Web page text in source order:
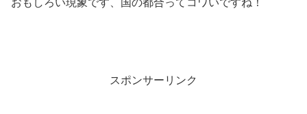
おもしろい現象です、国の都合ってコワいですね！
スポンサーリンク